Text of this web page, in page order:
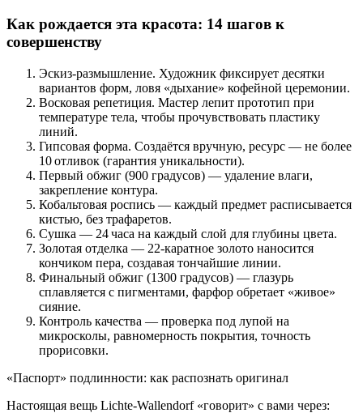
Как рождается эта красота: 14 шагов к
совершенству
Эскиз‑размышление. Художник фиксирует десятки
вариантов форм, ловя «дыхание» кофейной церемонии.
Восковая репетиция. Мастер лепит прототип при
температуре тела, чтобы прочувствовать пластику
линий.
Гипсовая форма. Создаётся вручную, ресурс — не более
10 отливок (гарантия уникальности).
Первый обжиг (900 градусов) — удаление влаги,
закрепление контура.
Кобальтовая роспись — каждый предмет расписывается
кистью, без трафаретов.
Сушка — 24 часа на каждый слой для глубины цвета.
Золотая отделка — 22‑каратное золото наносится
кончиком пера, создавая тончайшие линии.
Финальный обжиг (1300 градусов) — глазурь
сплавляется с пигментами, фарфор обретает «живое»
сияние.
Контроль качества — проверка под лупой на
микросколы, равномерность покрытия, точность
прорисовки.
«Паспорт» подлинности: как распознать оригинал
Настоящая вещь Lichte‑Wallendorf «говорит» с вами через: